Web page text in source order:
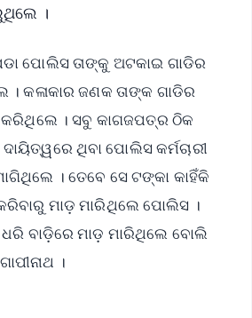
।
ପୋଲିସ ତାଙ୍କୁ ଅଟକାଇ ଗାଡିର
କଳାକାର ଜଣକ ତାଙ୍କ ଗାଡିର
। ସବୁ କାଗଜପତ୍ର ଠିକ
ଥିବା ପୋଲିସ କର୍ମଚାରୀ
। ତେବେ ସେ ଟଙ୍କା କାହିଁକି
ମାଡ଼ ମାରିଥିଲେ ପୋଲିସ ।
ଧରି ବାଡ଼ିରେ ମାଡ଼ ମାରିଥିଲେ ବୋଲି
।